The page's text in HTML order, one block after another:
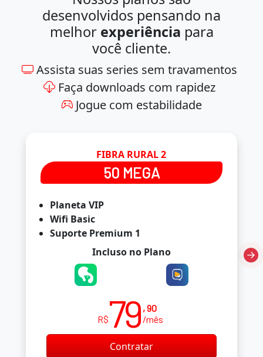
desenvolvidos pensando na
melhor experiência para
você cliente.
Assista suas series sem travamentos
Faça downloads com rapidez
Jogue com estabilidade
FIBRA RURAL 2
50 MEGA
Planeta VIP
Wifi Basic
Suporte Premium 1
Incluso no Plano
R$79 , 90
/mês
Contratar